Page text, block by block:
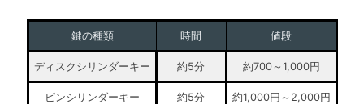
鍵の種類 時間 値段
ディスクシリンダーキー 約5分 約700～1,000円
ピンシリンダーキー 約5分 約1,000円～2,000円